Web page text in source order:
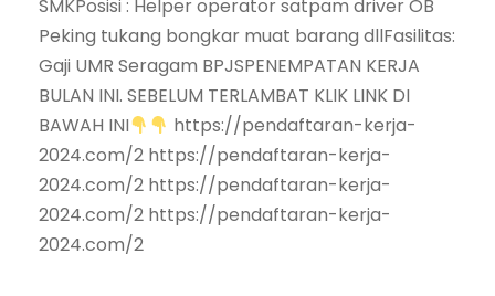
SMKPosisi : Helper operator satpam driver OB
Peking tukang bongkar muat barang dllFasilitas:
Gaji UMR Seragam BPJSPENEMPATAN KERJA
BULAN INI. SEBELUM TERLAMBAT KLIK LINK DI
BAWAH INI
https://pendaftaran-kerja-
2024.com/2 https://pendaftaran-kerja-
2024.com/2 https://pendaftaran-kerja-
2024.com/2 https://pendaftaran-kerja-
2024.com/2